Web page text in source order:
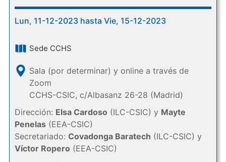
Lun, 11-12-2023 hasta Vie, 15-12-2023
Sede CCHS
Sala (por determinar) y online a través de
Zoom
CCHS-CSIC, c/Albasanz 26-28 (Madrid)
Dirección: Elsa Cardoso (ILC-CSIC) y Mayte
Penelas(EEA-CSIC)
Secretariado: Covadonga Baratech (ILC-CSIC) y
Víctor Ropero (EEA-CSIC)